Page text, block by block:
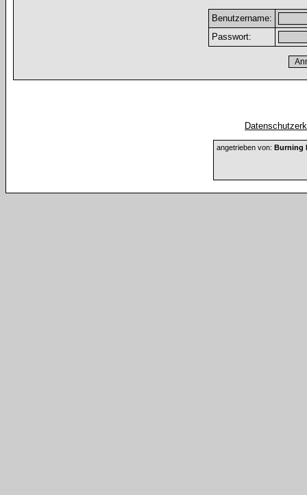
Benutzername:
Passwort:
angetrieben von: Burning